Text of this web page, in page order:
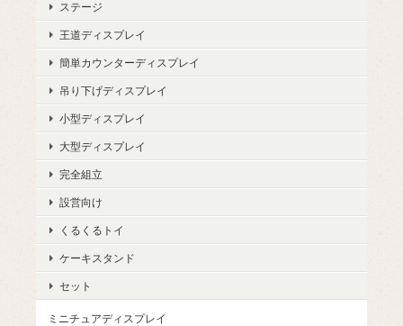
ステージ
王道ディスプレイ
簡単カウンターディスプレイ
吊り下げディスプレイ
小型ディスプレイ
大型ディスプレイ
完全組立
設営向け
くるくるトイ
ケーキスタンド
セット
ミニチュアディスプレイ